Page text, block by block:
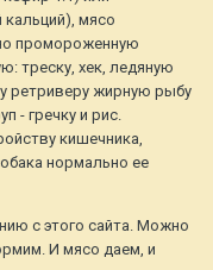
мясо
промороженную
треску, хек, ледяную
ретриверу жирную рыбу
- гречку и рис.
кишечника,
нормально ее
с этого сайта. Можно
И мясо даем, и